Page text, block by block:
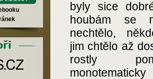
byly sice
houbám se
nechtělo,
jim chtělo až
rostly
monotematicky